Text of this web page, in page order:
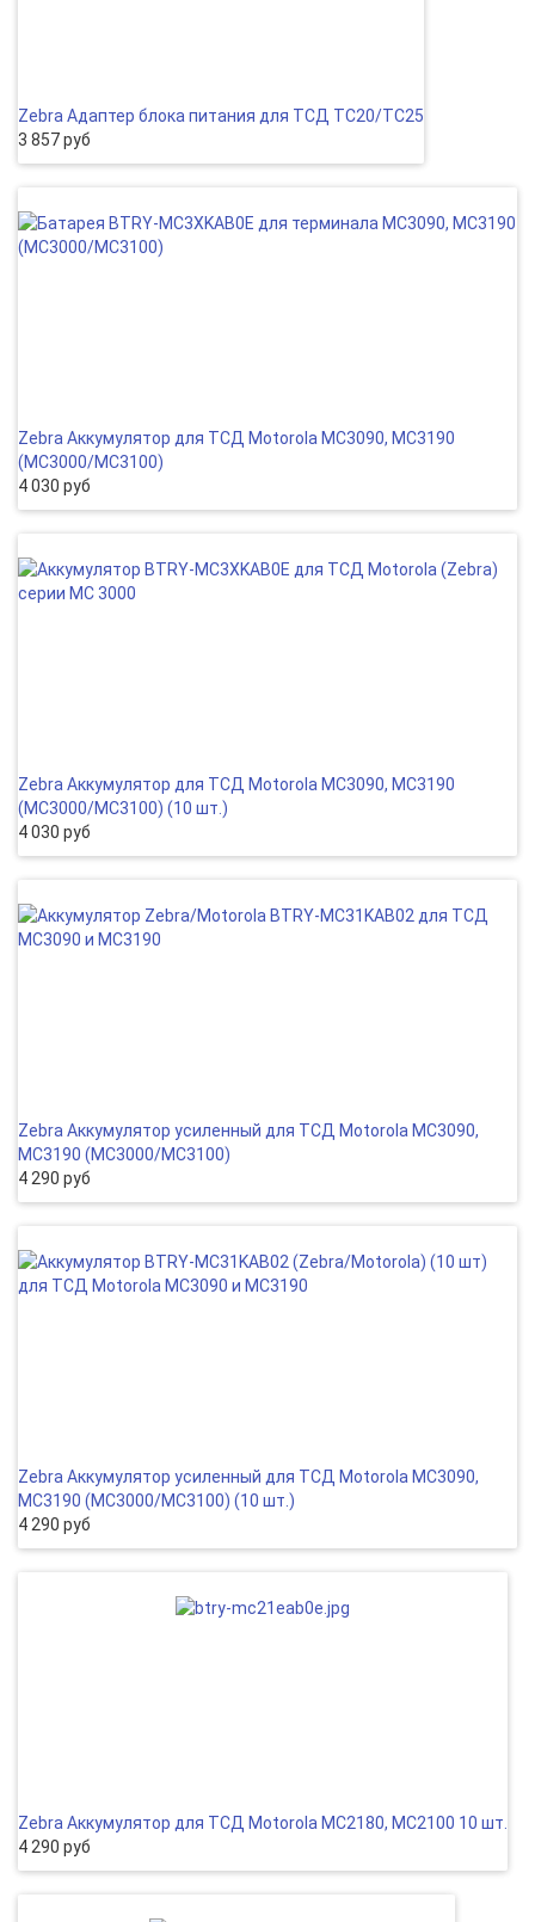
Zebra Адаптер блока питания для ТСД TC20/TC25
3 857 руб
Zebra Аккумулятор для ТСД Motorola MC3090, MC3190
(MC3000/MC3100)
4 030 руб
Zebra Аккумулятор для ТСД Motorola MC3090, MC3190
(MC3000/MC3100) (10 шт.)
4 030 руб
Zebra Аккумулятор усиленный для ТСД Motorola MC3090,
MC3190 (MC3000/MC3100)
4 290 руб
Zebra Аккумулятор усиленный для ТСД Motorola MC3090,
MC3190 (MC3000/MC3100) (10 шт.)
4 290 руб
Zebra Аккумулятор для ТСД Motorola MC2180, MC2100 10 шт.
4 290 руб